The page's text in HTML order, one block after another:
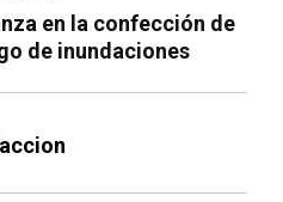
en la confección de
de inundaciones